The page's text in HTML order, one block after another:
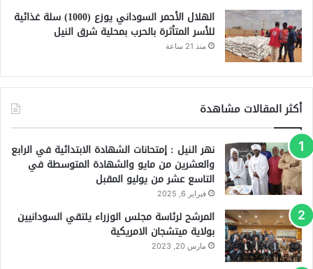
الهلال الأحمر السوداني يوزع (1000) سلة غذائية
للأسر المتأثرة بالحرب بمحلية شرق النيل
منذ 21 ساعة
أكثر المقالات مشاهدة
نهر النيل : إمتحانات الشهادة الابتدائية في الرابع
والعشرين من مايو والشهادة المتوسطة في
التاسع عشر من يوليو المقبل
فبراير 6, 2025
المرشح لرئاسة مجلس الوزراء يلتقي السودانيين
بولاية ميتشجان الامريكية
مارس 20, 2023